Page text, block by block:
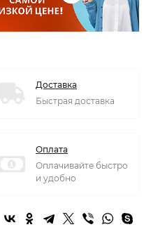
Доставка
Быстрая доставка
Оплата
Оплачивайте быстро
и удобно